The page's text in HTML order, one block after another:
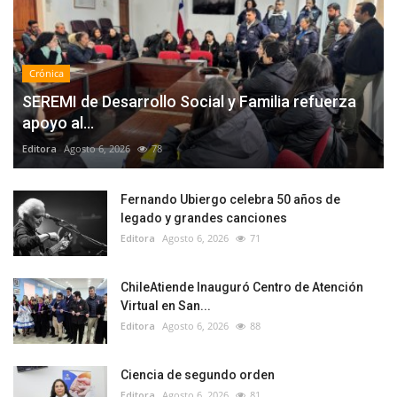
Crónica
SEREMI de Desarrollo Social y Familia refuerza
apoyo al...
Editora Agosto 6, 2026 78
Fernando Ubiergo celebra 50 años de
legado y grandes canciones
Editora Agosto 6, 2026 71
ChileAtiende Inauguró Centro de Atención
Virtual en San...
Editora Agosto 6, 2026 88
Ciencia de segundo orden